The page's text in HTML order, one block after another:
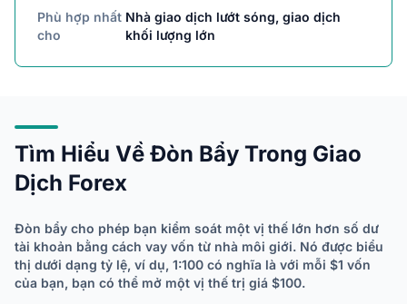
Phù hợp nhất
cho
Nhà giao dịch lướt sóng, giao dịch
khối lượng lớn
Tìm Hiểu Về Đòn Bẩy Trong Giao
Dịch Forex
Đòn bẩy cho phép bạn kiểm soát một vị thế lớn hơn số dư
tài khoản bằng cách vay vốn từ nhà môi giới. Nó được biểu
thị dưới dạng tỷ lệ, ví dụ, 1:100 có nghĩa là với mỗi $1 vốn
của bạn, bạn có thể mở một vị thế trị giá $100.